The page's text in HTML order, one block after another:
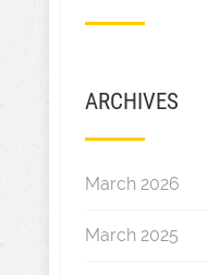
ARCHIVES
March 2026
March 2025